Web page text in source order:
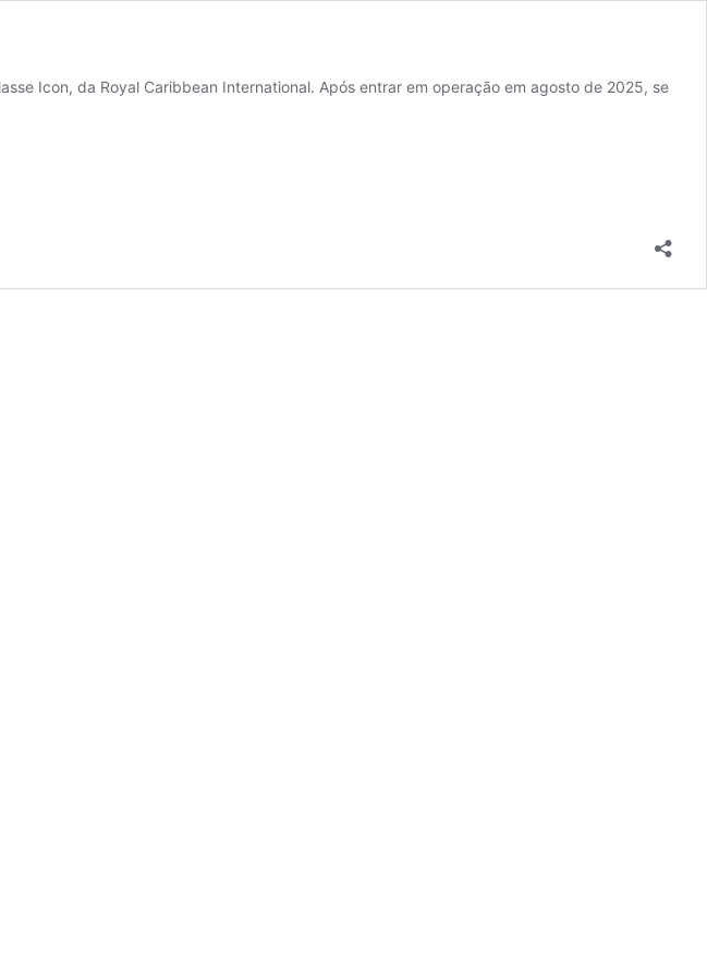
Icon, da Royal Caribbean International. Após entrar em operação em agosto de 2025, se